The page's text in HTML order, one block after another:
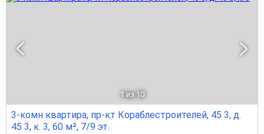
1 из 10
3-комн квартира, пр-кт Кораблестроителей, 45 3, д.
45 3, к. 3, 60 м², 7/9 эт.